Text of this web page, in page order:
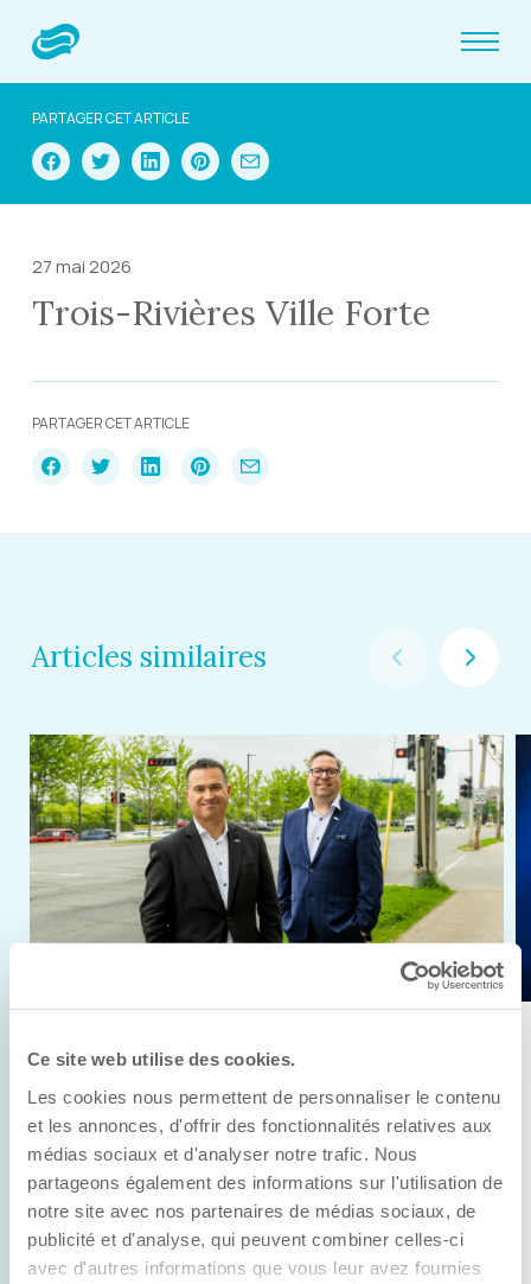
Ce site web utilise des cookies.
Les cookies nous permettent de personnaliser le contenu
et les annonces, d'offrir des fonctionnalités relatives aux
médias sociaux et d'analyser notre trafic. Nous
partageons également des informations sur l'utilisation de
notre site avec nos partenaires de médias sociaux, de
publicité et d'analyse, qui peuvent combiner celles-ci
avec d'autres informations que vous leur avez fournies
PARTAGER CET ARTICLE
27 mai 2026
Trois-Rivières Ville Forte
PARTAGER CET ARTICLE
Articles similaires
Anick Métivier devient le nouveau
président de la CCI3R
C’est lors de son assemblée générale annuelle
tenue hier que la Chambre de commerce et
d’industries de ...